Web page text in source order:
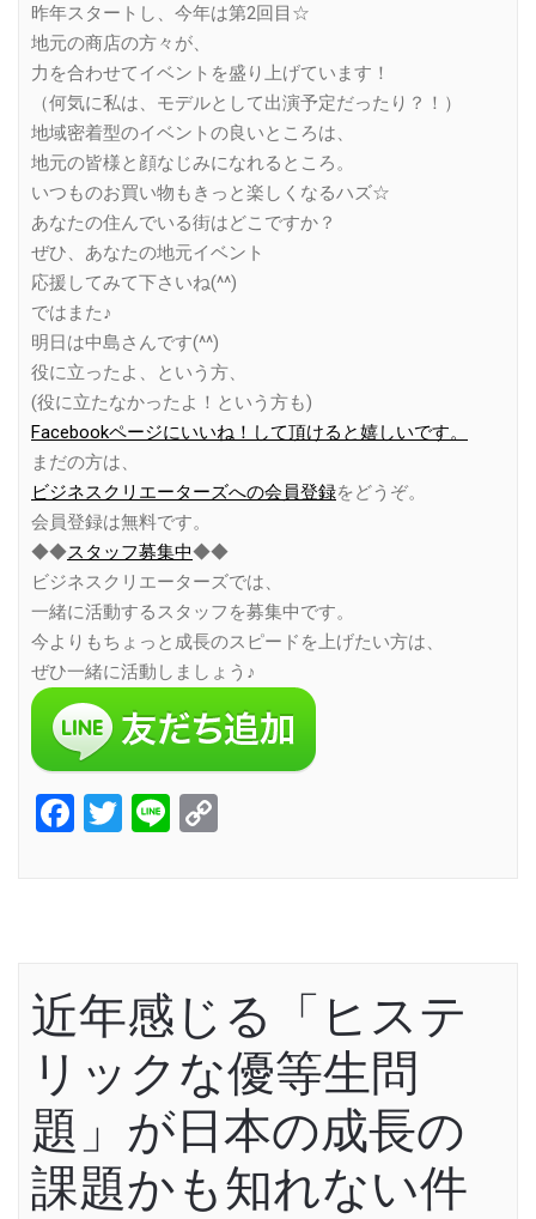
昨年スタートし、今年は第2回目☆
地元の商店の方々が、
力を合わせてイベントを盛り上げています！
（何気に私は、モデルとして出演予定だったり？！）
地域密着型のイベントの良いところは、
地元の皆様と顔なじみになれるところ。
いつものお買い物もきっと楽しくなるハズ☆
あなたの住んでいる街はどこですか？
ぜひ、あなたの地元イベント
応援してみて下さいね(^^)
ではまた♪
明日は中島さんです(^^)
役に立ったよ、という方、
(役に立たなかったよ！という方も)
Facebookページにいいね！して頂けると嬉しいです。
まだの方は、
ビジネスクリエーターズへの会員登録をどうぞ。
会員登録は無料です。
◆◆スタッフ募集中◆◆
ビジネスクリエーターズでは、
一緒に活動するスタッフを募集中です。
今よりもちょっと成長のスピードを上げたい方は、
ぜひ一緒に活動しましょう♪
Facebook
Twitter
Line
近年感じる「ヒステ
リックな優等生問
題」が日本の成長の
課題かも知れない件